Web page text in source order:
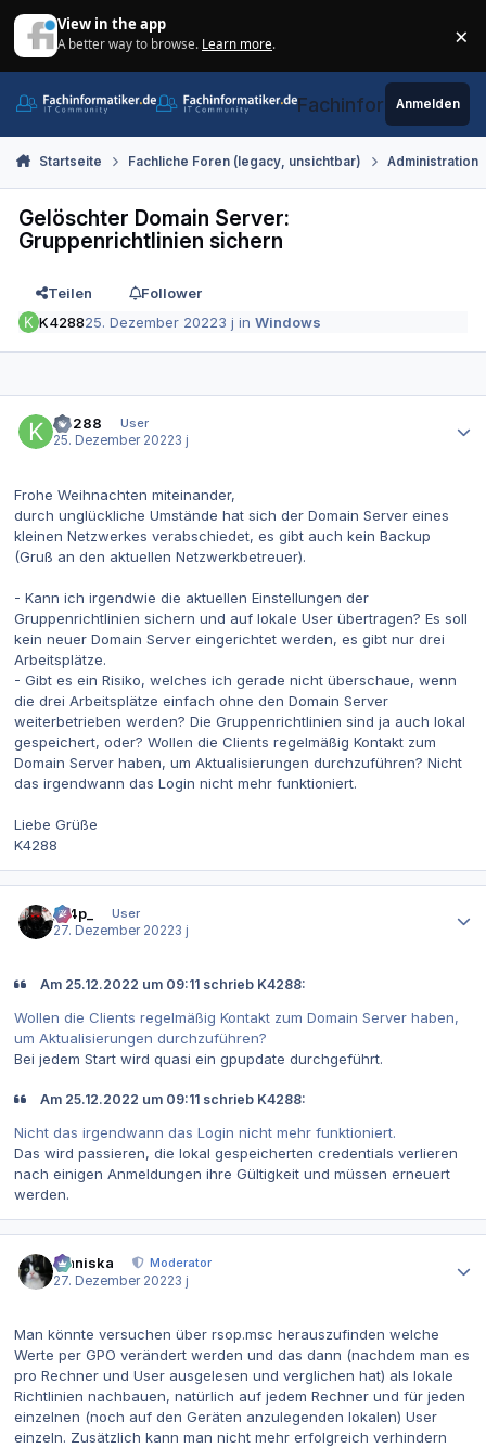
View in the app
A better way to browse. Learn more. ×
Fachinformatiker.de
Anmelden
Startseite Fachliche Foren (legacy, unsichtbar) Administration
Gelöschter Domain Server:
Gruppenrichtlinien sichern
Teilen
Follower
K428825. Dezember 20223 j inWindows
K4288
User
25. Dezember 20223 j
Frohe Weihnachten miteinander,
durch unglückliche Umstände hat sich der Domain Server eines
kleinen Netzwerkes verabschiedet, es gibt auch kein Backup
(Gruß an den aktuellen Netzwerkbetreuer).
- Kann ich irgendwie die aktuellen Einstellungen der
Gruppenrichtlinien sichern und auf lokale User übertragen? Es soll
kein neuer Domain Server eingerichtet werden, es gibt nur drei
Arbeitsplätze.
- Gibt es ein Risiko, welches ich gerade nicht überschaue, wenn
die drei Arbeitsplätze einfach ohne den Domain Server
weiterbetrieben werden? Die Gruppenrichtlinien sind ja auch lokal
gespeichert, oder? Wollen die Clients regelmäßig Kontakt zum
Domain Server haben, um Aktualisierungen durchzuführen? Nicht
das irgendwann das Login nicht mehr funktioniert.
Liebe Grüße
K4288
_n4p_
User
27. Dezember 20223 j
Am 25.12.2022 um 09:11 schrieb K4288:
Wollen die Clients regelmäßig Kontakt zum Domain Server haben,
um Aktualisierungen durchzuführen?
Bei jedem Start wird quasi ein gpupdate durchgeführt.
Am 25.12.2022 um 09:11 schrieb K4288:
Nicht das irgendwann das Login nicht mehr funktioniert.
Das wird passieren, die lokal gespeicherten credentials verlieren
nach einigen Anmeldungen ihre Gültigkeit und müssen erneuert
werden.
Maniska
Moderator
27. Dezember 20223 j
Man könnte versuchen über rsop.msc herauszufinden welche
Werte per GPO verändert werden und das dann (nachdem man es
pro Rechner und User ausgelesen und verglichen hat) als lokale
Richtlinien nachbauen, natürlich auf jedem Rechner und für jeden
einzelnen (noch auf den Geräten anzulegenden lokalen) User
einzeln. Zusätzlich kann man nicht mehr erfolgreich verhindern